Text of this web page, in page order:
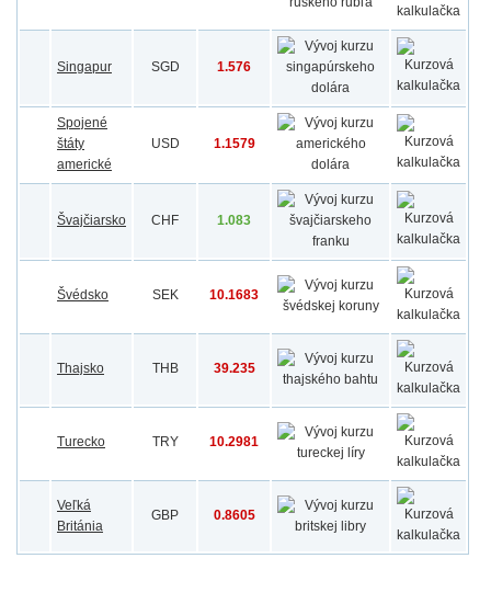
Singapur SGD 1.576
Spojené
štáty
americké
USD 1.1579
Švajčiarsko CHF 1.083
Švédsko SEK 10.1683
Thajsko THB 39.235
Turecko TRY 10.2981
Veľká
Británia
GBP 0.8605